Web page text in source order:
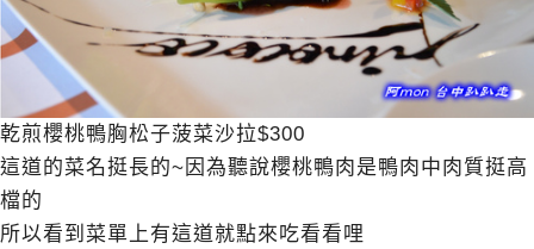
乾煎櫻桃鴨胸松子菠菜沙拉$300
這道的菜名挺長的~因為聽說櫻桃鴨肉是鴨肉中肉質挺高
檔的
所以看到菜單上有這道就點來吃看看哩